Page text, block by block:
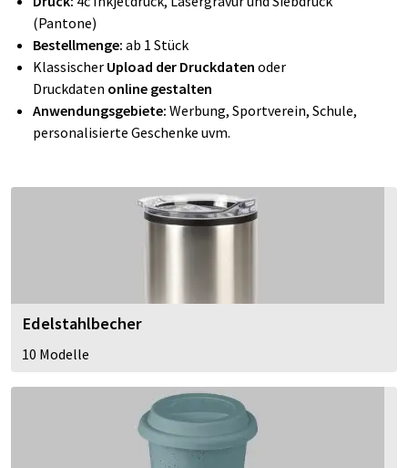
(Pantone)
Bestellmenge: ab 1 Stück
Klassischer Upload der Druckdaten oder
Druckdaten online gestalten
Anwendungsgebiete: Werbung, Sportverein, Schule,
personalisierte Geschenke uvm.
Edelstahlbecher
10 Modelle